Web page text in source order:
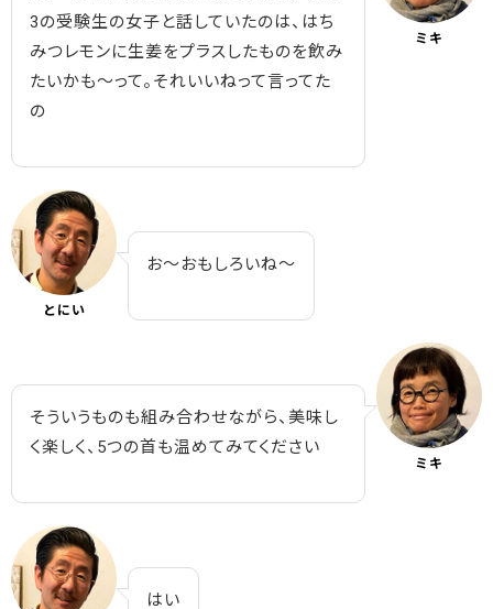
3の受験生の女子と話していたのは、はち
みつレモンに生姜をプラスしたものを飲み
たいかも～って。それいいねって言ってた
の
ミキ
とにい
お～おもしろいね～
そういうものも組み合わせながら、美味し
く楽しく、5つの首も温めてみてください
ミキ
はい